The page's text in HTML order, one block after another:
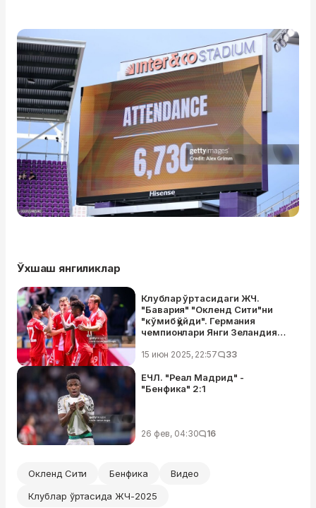
Ўхшаш янгиликлар
Клублар ўртасидаги ЖЧ.
"Бавария" "Окленд Сити"ни
"кўмиб қўйди". Германия
чемпионлари Янги Зеландия
урди
15 июн 2025, 22:57 33
ЕЧЛ. "Реал Мадрид" -
"Бенфика" 2:1
26 фев, 04:30 16
Окленд Сити Бенфика
Видео
Клублар ўртасида ЖЧ-2025